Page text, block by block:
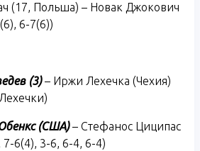
(17, Польша) – Новак Джокович
6-7(6))
(3)– Иржи Лехечка (Чехия)
(США)– Стефанос Циципас
6(4), 3-6, 6-4, 6-4)